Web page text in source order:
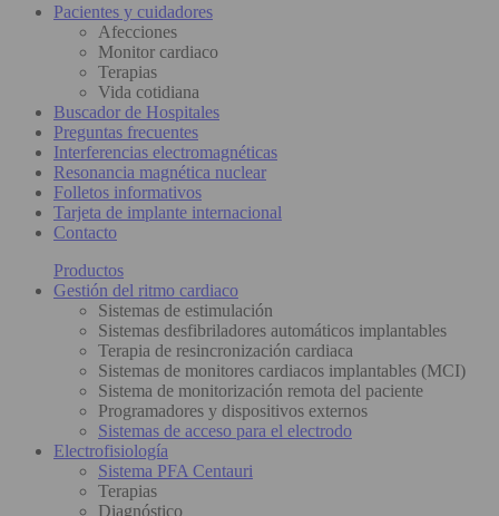
Pacientes y cuidadores
Afecciones
Monitor cardiaco
Terapias
Vida cotidiana
Buscador de Hospitales
Preguntas frecuentes
Interferencias electromagnéticas
Resonancia magnética nuclear
Folletos informativos
Tarjeta de implante internacional
Contacto
Productos
Gestión del ritmo cardiaco
Sistemas de estimulación
Sistemas desfibriladores automáticos implantables
Terapia de resincronización cardiaca
Sistemas de monitores cardiacos implantables (MCI)
Sistema de monitorización remota del paciente
Programadores y dispositivos externos
Sistemas de acceso para el electrodo
Electrofisiología
Sistema PFA Centauri
Terapias
Diagnóstico